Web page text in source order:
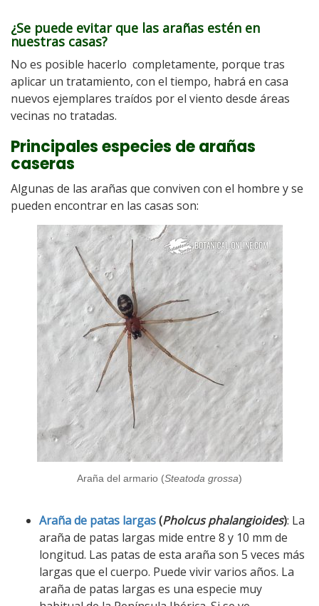
¿Se puede evitar que las arañas estén en
nuestras casas?
No es posible hacerlo completamente, porque tras
aplicar un tratamiento, con el tiempo, habrá en casa
nuevos ejemplares traídos por el viento desde áreas
vecinas no tratadas.
Principales especies de arañas
caseras
Algunas de las arañas que conviven con el hombre y se
pueden encontrar en las casas son:
Araña del armario (Steatoda grossa)
Araña de patas largas(Pholcus phalangioides): La
araña de patas largas mide entre 8 y 10 mm de
longitud. Las patas de esta araña son 5 veces más
largas que el cuerpo. Puede vivir varios años. La
araña de patas largas es una especie muy